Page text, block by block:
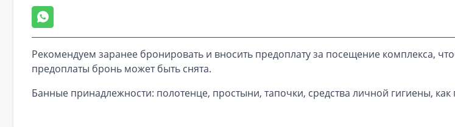
Рекомендуем заранее бронировать и вносить предоплату за посещение комплекса,
предоплаты бронь может быть снята.
Банные принадлежности: полотенце, простыни, тапочки, средства личной гигиены,